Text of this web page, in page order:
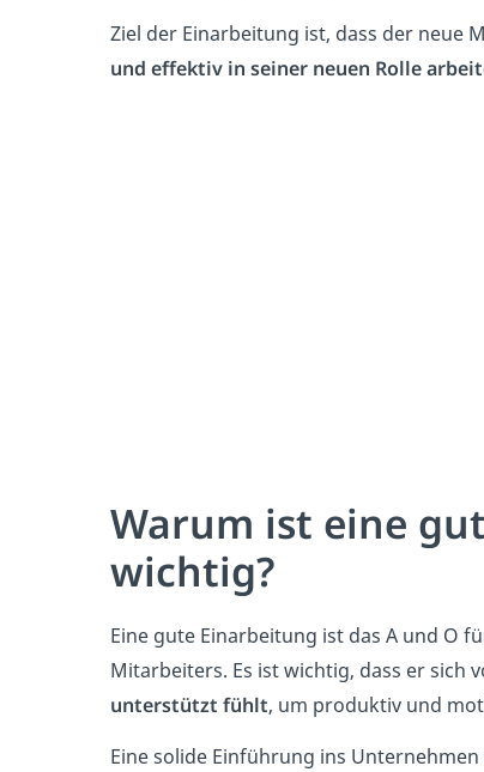
Ziel der Einarbeitung ist, dass der neue
und effektiv in seiner neuen Rolle
Warum ist eine
wichtig?
Eine gute Einarbeitung ist das A und O
Mitarbeiters. Es ist wichtig, dass er sich
unterstützt fühlt, um produktiv und
Eine solide Einführung ins